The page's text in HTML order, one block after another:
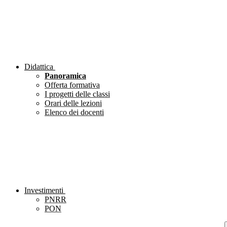
Didattica
Panoramica
Offerta formativa
I progetti delle classi
Orari delle lezioni
Elenco dei docenti
Investimenti
PNRR
PON